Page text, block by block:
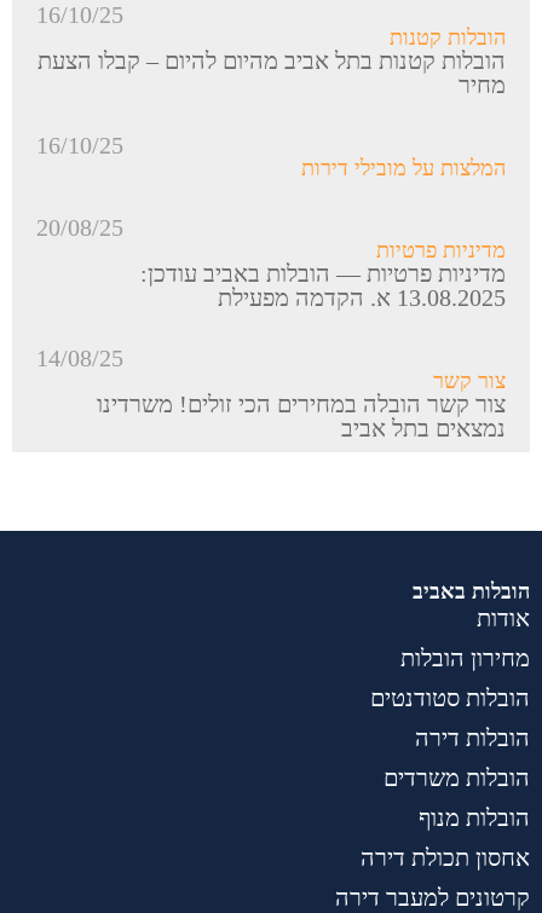
16/10/25
הובלות קטנות
הובלות קטנות בתל אביב מהיום להיום – קבלו הצעת
מחיר
16/10/25
המלצות על מובילי דירות
20/08/25
מדיניות פרטיות
מדיניות פרטיות — הובלות באביב עודכן:
13.08.2025 א. הקדמה מפעילת
14/08/25
צור קשר
צור קשר הובלה במחירים הכי זולים! משרדינו
נמצאים בתל אביב
הובלות באביב
אודות
מחירון הובלות
הובלות סטודנטים
הובלות דירה
הובלות משרדים
הובלות מנוף
אחסון תכולת דירה
קרטונים למעבר דירה